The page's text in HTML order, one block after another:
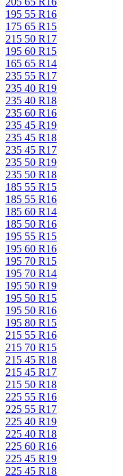
195 55 R16
175 65 R15
215 50 R17
195 60 R15
165 65 R14
235 55 R17
235 40 R19
235 40 R18
235 60 R16
235 45 R19
235 45 R18
235 45 R17
235 50 R19
235 50 R18
185 55 R15
185 55 R16
185 60 R14
185 50 R16
195 55 R15
195 60 R16
195 70 R15
195 70 R14
195 50 R19
195 50 R15
195 50 R16
195 80 R15
215 55 R16
215 70 R15
215 45 R18
215 45 R17
215 50 R18
225 55 R16
225 55 R17
225 40 R19
225 40 R18
225 60 R16
225 45 R19
225 45 R18